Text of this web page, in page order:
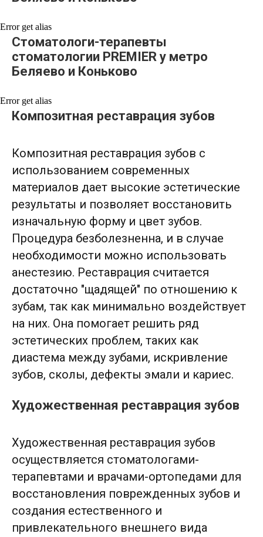
Error get alias
Стоматологи-терапевты
стоматологии PREMIER у метро
Беляево и Коньково
Error get alias
Композитная реставрация зубов
Композитная реставрация зубов с
использованием современных
материалов дает высокие эстетические
результаты и позволяет восстановить
изначальную форму и цвет зубов.
Процедура безболезненна, и в случае
необходимости можно использовать
анестезию. Реставрация считается
достаточно "щадящей" по отношению к
зубам, так как минимально воздействует
на них. Она помогает решить ряд
эстетических проблем, таких как
диастема между зубами, искривление
зубов, сколы, дефекты эмали и кариес.
Художественная реставрация зубов
Художественная реставрация зубов
осуществляется стоматологами-
терапевтами и врачами-ортопедами для
восстановления поврежденных зубов и
создания естественного и
привлекательного внешнего вида